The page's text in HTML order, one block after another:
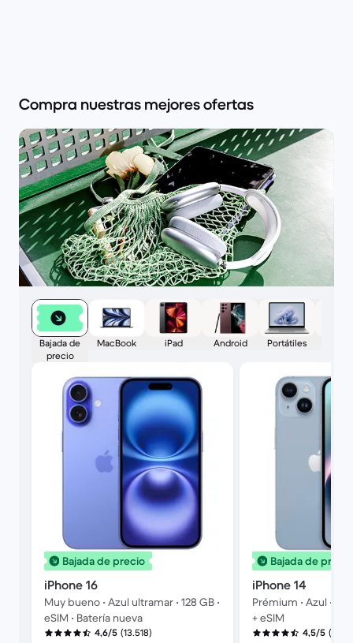
Compra nuestras mejores ofertas
Bajada de
precio
MacBook iPad Android Portátiles
Bajada de precio
iPhone 16
Muy bueno • Azul ultramar • 128 GB •
eSIM • Batería nueva
4,6/5 (13.518)
Bajada de precio
iPhone 14
Prémium • Azul •
+ eSIM
4,5/5